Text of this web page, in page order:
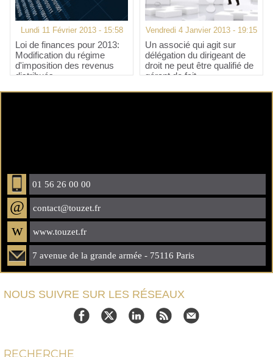
Lundi 11 Février 2013 - 15:58
Loi de finances pour 2013:
Modification du régime
d'imposition des revenus
distribués
Vendredi 4 Janvier 2013 - 19:15
Un associé qui agit sur
délégation du dirigeant de
droit ne peut être qualifié de
gérant de fait
01 56 26 00 00
@ contact@touzet.fr
w www.touzet.fr
7 avenue de la grande armée - 75116 Paris
NOUS SUIVRE SUR LES RÉSEAUX
RECHERCHE